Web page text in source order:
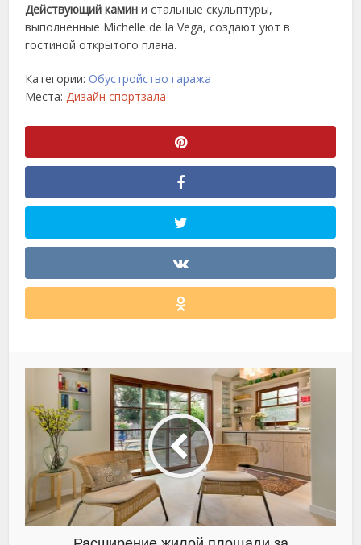
Действующий камин и стальные скульптуры,
выполненные Michelle de la Vega, создают уют в
гостиной открытого плана.
Категории: Обустройство гаража
Места:Дизайн спортзала